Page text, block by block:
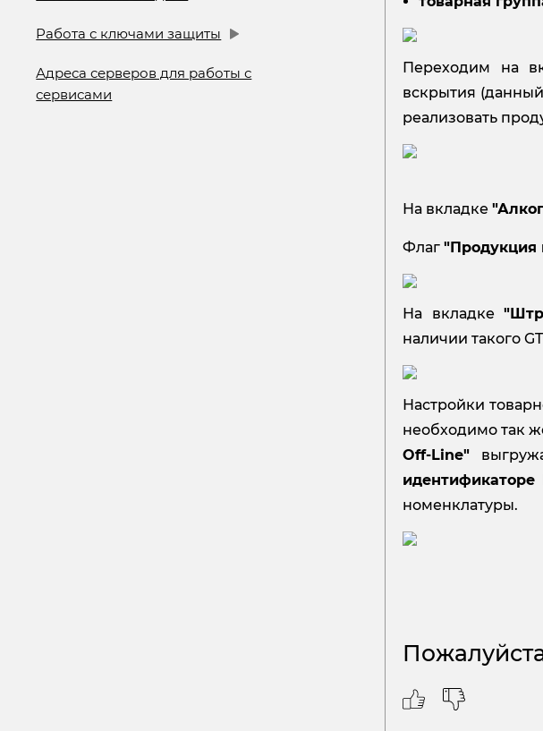
Работа с ключами защиты
Адреса серверов для работы с
сервисами
Переходим на
вскрытия
реализовать
На вкладке
Флаг "Продукция
На вкладке
наличии такого
Настройки
необходимо так
Off-Line"
номенклатуры.